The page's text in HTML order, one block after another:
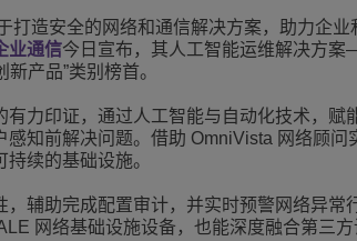
信
务应用程序
服务 (XaaS)
公场所
Critical Communications
DECT Base Stations
更多
打造安全的网络和通信解决方案，助力企
业通信今日宣布，其人工智能运维解决方
产品”类别榜首。
力印证，通过人工智能与自动化技术，赋
知前解决问题。借助 OmniVista 网络顾问
续的基础设施。
辅助完成配置审计，并实时预警网络异常
网络基础设施设备，也能深度融合第三方